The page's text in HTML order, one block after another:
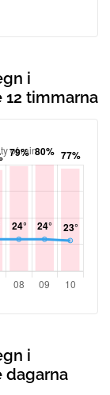
i
12 timmarna
i
dagarna